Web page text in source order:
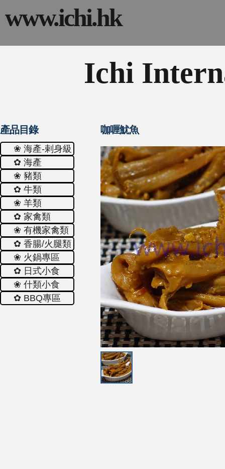
www.ichi.hk
Ichi
產品目錄
❀ 海產-剌身級
✿ 海產
❀ 豬類
✿ 牛類
❀ 羊類
✿ 家禽類
❀ 有機家禽類
✿ 香腸/火腿類
❀ 火鍋專區
✿ 日式小食
❀ 什類小食
✿ ΒΒQ專區
咖喱魷魚